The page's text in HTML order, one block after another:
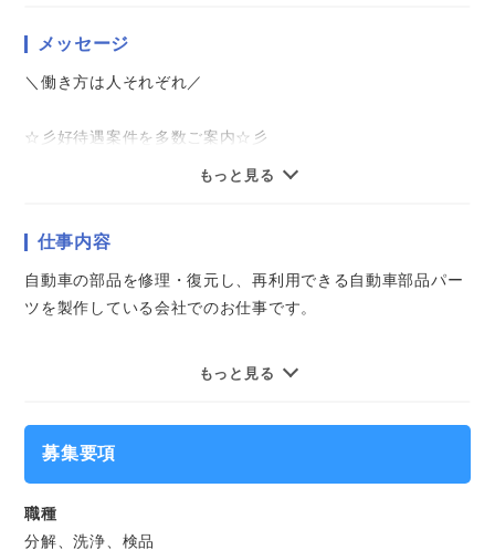
メッセージ
＼働き方は人それぞれ／
☆彡好待遇案件を多数ご案内☆彡
★軽作業
★アクティブワーク
★かんたん事務作業
★社会保険完備
ご応募心よりお待ちしております（・ω・）ノ
もっと見る
仕事内容
自動車の部品を修理・復元し、再利用できる自動車部品パー
ツを製作している会社でのお仕事です。
部品を分解して洗浄したら、キズ・破損の有無などを検品
※長期のお仕事です。
もっと見る
募集要項
職種
分解、洗浄、検品